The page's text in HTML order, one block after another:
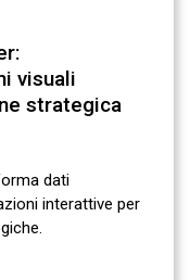
visuali
strategica
dati
interattive per